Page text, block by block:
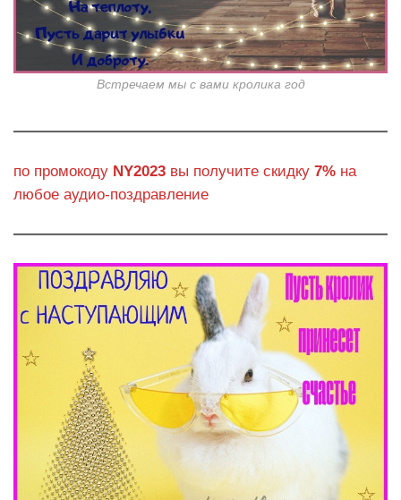
Встречаем мы с вами кролика год
по промокоду NY2023 вы получите скидку 7% на
любое аудио-поздравление